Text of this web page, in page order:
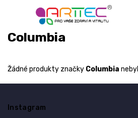
Columbia
Žádné produkty značky Columbia
Instagram